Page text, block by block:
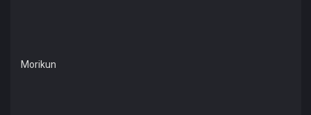
Morikun